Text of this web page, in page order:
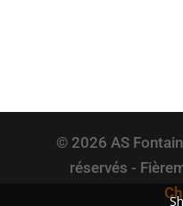
© 2026 AS
réservés -